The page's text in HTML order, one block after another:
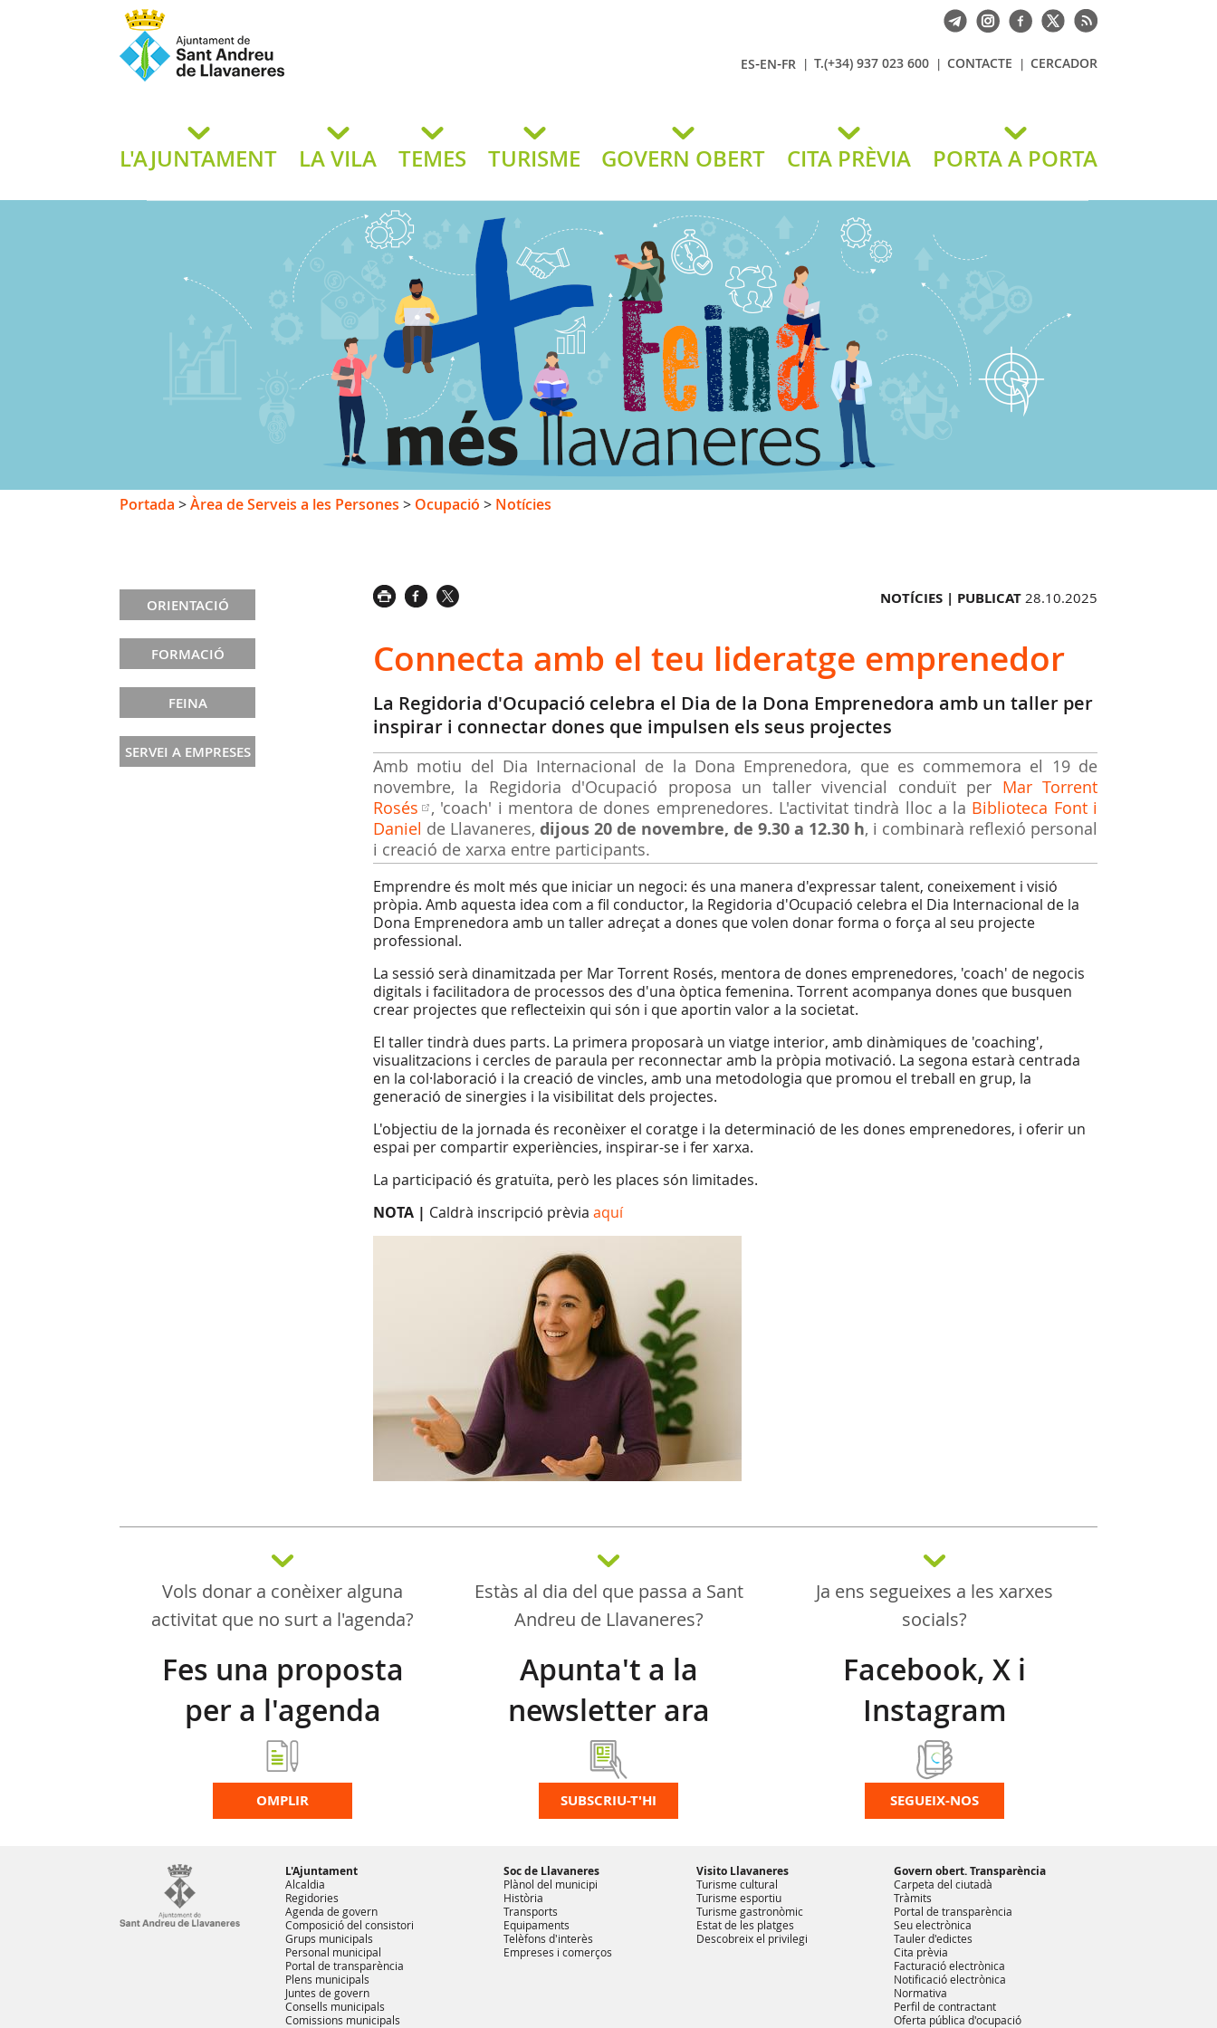
de Llavaneres
ES-EN-FR T.(+34) 937 023 600 CONTACTE CERCADOR
L'AJUNTAMENT LA VILA TEMES TURISME GOVERN OBERT CITA PRÈVIA PORTA A PORTA
Portada >Àrea de Serveis a les Persones > Ocupació > Notícies
ORIENTACIÓ
FORMACIÓ
FEINA
SERVEI A EMPRESES
NOTÍCIES | PUBLICAT 28.10.2025
Connecta amb el teu lideratge emprenedor
La Regidoria d'Ocupació celebra el Dia de la Dona Emprenedora amb un taller per
inspirar i connectar dones que impulsen els seus projectes
Amb motiu del Dia Internacional de la Dona Emprenedora, que es commemora el 19 de
novembre, la Regidoria d'Ocupació proposa un taller vivencial conduït per Mar Torrent
Rosés
, 'coach' i mentora de dones emprenedores. L'activitat tindrà lloc a la Biblioteca Font i
Daniel de Llavaneres, dijous 20 de novembre, de 9.30 a 12.30 h, i combinarà reflexió personal
i creació de xarxa entre participants.
Emprendre és molt més que iniciar un negoci: és una manera d'expressar talent, coneixement i visió
pròpia. Amb aquesta idea com a fil conductor, la Regidoria d'Ocupació celebra el Dia Internacional de la
Dona Emprenedora amb un taller adreçat a dones que volen donar forma o força al seu projecte
professional.
La sessió serà dinamitzada per Mar Torrent Rosés, mentora de dones emprenedores, 'coach' de negocis
digitals i facilitadora de processos des d'una òptica femenina. Torrent acompanya dones que busquen
crear projectes que reflecteixin qui són i que aportin valor a la societat.
El taller tindrà dues parts. La primera proposarà un viatge interior, amb dinàmiques de 'coaching',
visualitzacions i cercles de paraula per reconnectar amb la pròpia motivació. La segona estarà centrada
en la col·laboració i la creació de vincles, amb una metodologia que promou el treball en grup, la
generació de sinergies i la visibilitat dels projectes.
L'objectiu de la jornada és reconèixer el coratge i la determinació de les dones emprenedores, i oferir un
espai per compartir experiències, inspirar-se i fer xarxa.
La participació és gratuïta, però les places són limitades.
NOTA | Caldrà inscripció prèvia aquí
Vols donar a conèixer alguna
activitat que no surt a l'agenda?
Fes una proposta
per a l'agenda
d'activitats
OMPLIR
Estàs al dia del que passa a Sant
Andreu de Llavaneres?
Apunta't a la
newsletter ara
SUBSCRIU-T'HI
Ja ens segueixes a les xarxes
socials?
Facebook, X i
Instagram
SEGUEIX-NOS
L'Ajuntament
Alcaldia
Regidories
Agenda de govern
Composició del consistori
Grups municipals
Personal municipal
Portal de transparència
Plens municipals
Juntes de govern
Consells municipals
Comissions municipals
Soc de Llavaneres
Plànol del municipi
Història
Transports
Equipaments
Telèfons d'interès
Empreses i comerços
Visito Llavaneres
Turisme cultural
Turisme esportiu
Turisme gastronòmic
Estat de les platges
Descobreix el privilegi
Govern obert. Transparència
Carpeta del ciutadà
Tràmits
Portal de transparència
Seu electrònica
Tauler d'edictes
Cita prèvia
Facturació electrònica
Notificació electrònica
Normativa
Perfil de contractant
Oferta pública d'ocupació